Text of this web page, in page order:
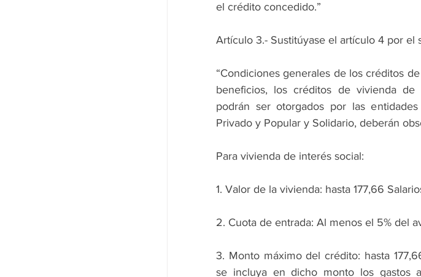
el crédito concedido.”
Artículo 3.- Sustitúyase el artículo 4 por el
“Condiciones generales de los créditos
beneficios, los créditos de vivienda
podrán ser otorgados por las
Privado y Popular y Solidario, deberán
Para vivienda de interés social:
1. Valor de la vivienda: hasta 177,66
2. Cuota de entrada: Al menos el 5% del
3. Monto máximo del crédito: hasta
se incluya en dicho monto los gastos